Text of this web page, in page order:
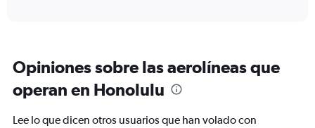
Opiniones sobre las aerolíneas que
operan en Honolulu
Lee lo que dicen otros usuarios que han volado con